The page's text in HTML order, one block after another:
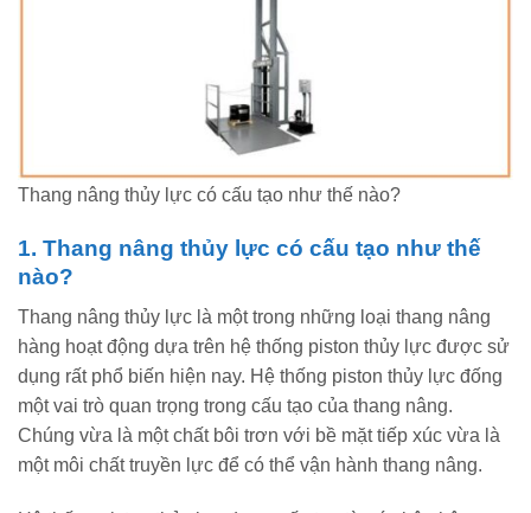
Thang nâng thủy lực có cấu tạo như thế nào?
1. Thang nâng thủy lực có cấu tạo như thế
nào?
Thang nâng thủy lực là một trong những loại thang nâng
hàng hoạt động dựa trên hệ thống piston thủy lực được sử
dụng rất phổ biến hiện nay. Hệ thống piston thủy lực đống
một vai trò quan trọng trong cấu tạo của thang nâng.
Chúng vừa là một chất bôi trơn với bề mặt tiếp xúc vừa là
một môi chất truyền lực để có thể vận hành thang nâng.